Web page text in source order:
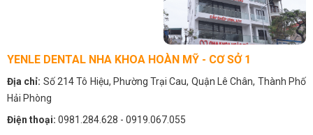
YENLE DENTAL NHA KHOA HOÀN MỸ - CƠ SỞ 1
Địa chỉ: Số 214 Tô Hiệu, Phường Trại Cau, Quận Lê Chân, Thành Phố
Hải Phòng
Điện thoại: 0981.284.628 - 0919.067.055